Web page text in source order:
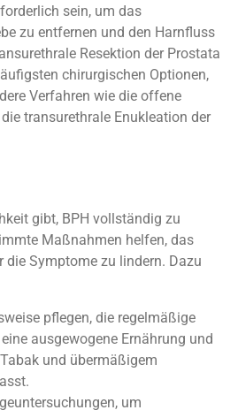
sein, um das
zu entfernen und den Harnfluss
Resektion der Prostata
chirurgischen Optionen,
Verfahren wie die offene
transurethrale Enukleation der
gibt, BPH vollständig zu
Maßnahmen helfen, das
die Symptome zu lindern. Dazu
pflegen, die regelmäßige
ausgewogene Ernährung und
und übermäßigem
um